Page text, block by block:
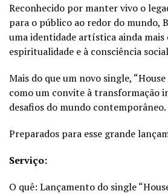
Reconhecido por manter vivo o
para o público ao redor do mundo,
uma identidade artística ainda mais
espiritualidade e à consciência
Mais do que um novo single,
como um convite à transformação
desafios do mundo contemporâneo.
Preparados para esse grande
Serviço:
O quê: Lançamento do single